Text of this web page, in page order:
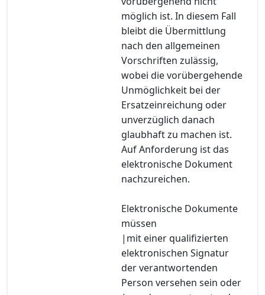
möglich ist. In diesem Fall
bleibt die Übermittlung
nach den allgemeinen
Vorschriften zulässig,
wobei die vorübergehende
Unmöglichkeit bei der
Ersatzeinreichung oder
unverzüglich danach
glaubhaft zu machen ist.
Auf Anforderung ist das
elektronische Dokument
nachzureichen.
Elektronische Dokumente
müssen
|mit einer qualifizierten
elektronischen Signatur
der verantwortenden
Person versehen sein oder